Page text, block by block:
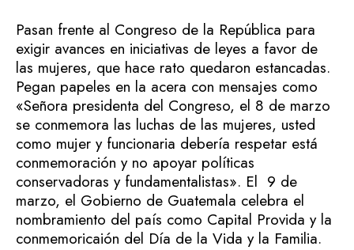
Pasan frente al Congreso de la República para
exigir avances en iniciativas de leyes a favor de
las mujeres, que hace rato quedaron estancadas.
Pegan papeles en la acera con mensajes como
«Señora presidenta del Congreso, el 8 de marzo
se conmemora las luchas de las mujeres, usted
como mujer y funcionaria debería respetar está
conmemoración y no apoyar políticas
conservadoras y fundamentalistas». El 9 de
marzo, el Gobierno de Guatemala celebra el
nombramiento del país como Capital Provida y la
conmemoricaión del Día de la Vida y la Familia.